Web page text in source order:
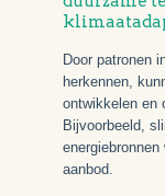
Door patronen
herkennen,
ontwikkelen en
Bijvoorbeeld,
aanbod.